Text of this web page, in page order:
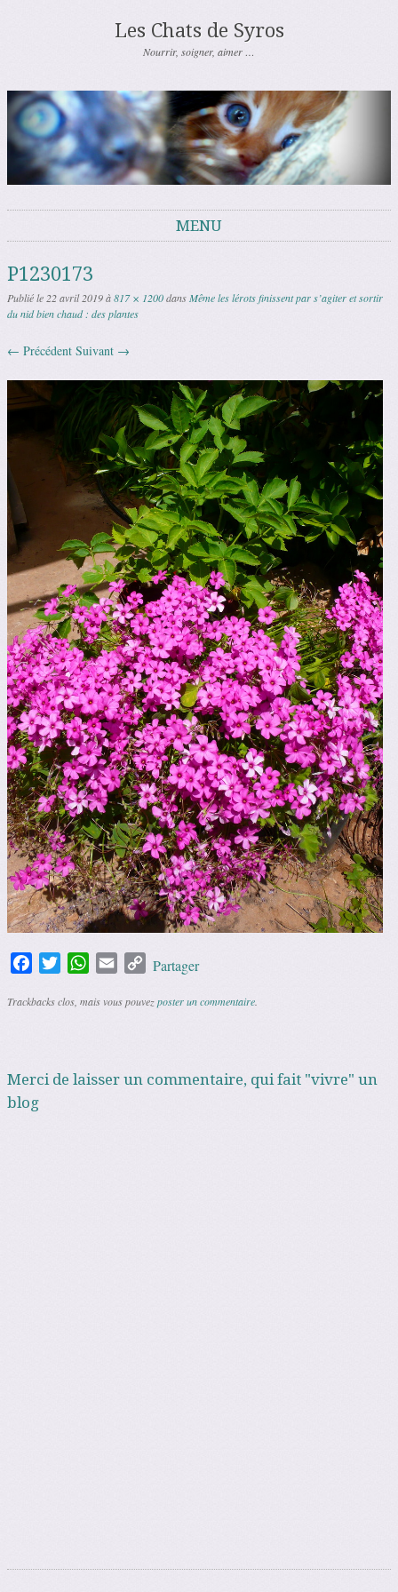
Les Chats de Syros
Nourrir, soigner, aimer …
MENU
P1230173
Publié le22 avril 2019à817 × 1200dansMême les lérots finissent par s’agiter et sortir
du nid bien chaud : des plantes
← Précédent Suivant →
FacebookTwitterWhatsApp
Email Copy
Partager
Trackbacks clos, mais vous pouvezposter un commentaire
Merci de laisser un commentaire, qui fait "vivre" un
blog